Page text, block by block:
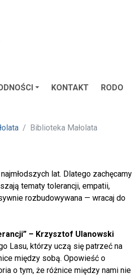
KONTAKT RODO
Biblioteka Małolata
lat. Dlatego zachęcamy
tematy tolerancji, empatii,
rozbudowywana — wracaj do
– Krzysztof Ulanowski
Lasu, którzy uczą się patrzeć na
między sobą. Opowieść o
o tym, że różnice między nami nie